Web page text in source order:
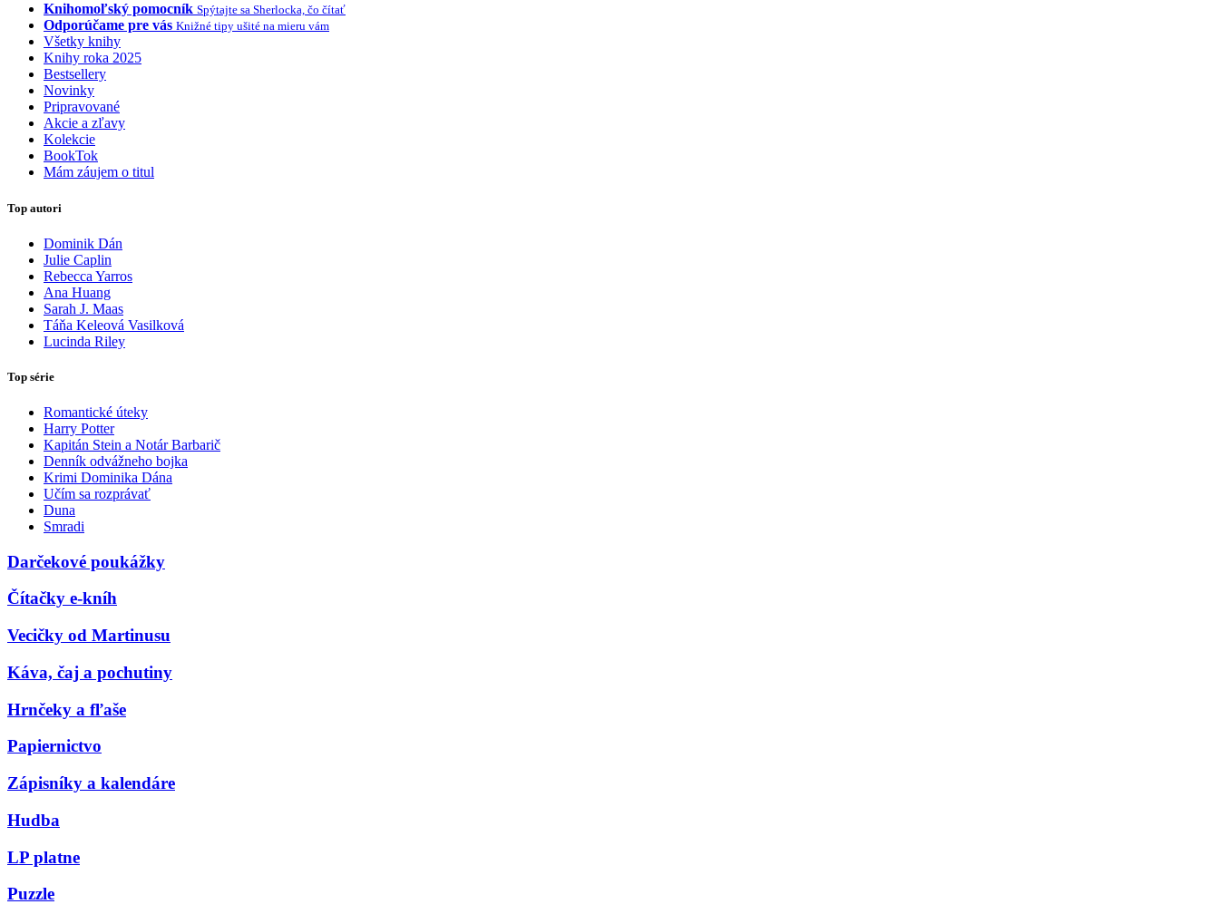
Knihomoľský pomocník Spýtajte sa Sherlocka, čo čítať
Odporúčame pre vás Knižné tipy ušité na mieru vám
Všetky knihy
Knihy roka 2025
Bestsellery
Novinky
Pripravované
Akcie a zľavy
Kolekcie
BookTok
Mám záujem o titul
Top autori
Dominik Dán
Julie Caplin
Rebecca Yarros
Ana Huang
Sarah J. Maas
Táňa Keleová Vasilková
Lucinda Riley
Top série
Romantické úteky
Harry Potter
Kapitán Stein a Notár Barbarič
Denník odvážneho bojka
Krimi Dominika Dána
Učím sa rozprávať
Duna
Smradi
Darčekové poukážky
Čítačky e-kníh
Vecičky od Martinusu
Káva, čaj a pochutiny
Hrnčeky a fľaše
Papiernictvo
Zápisníky a kalendáre
Hudba
LP platne
Puzzle